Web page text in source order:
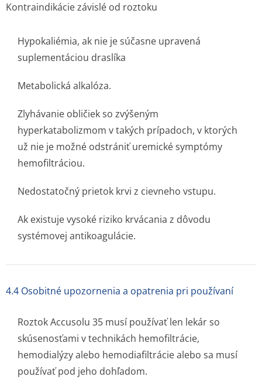
Kontraindikácie závislé od roztoku
Hypokaliémia, ak nie je súčasne upravená
suplementáciou draslíka
Metabolická alkalóza.
Zlyhávanie obličiek so zvýšeným
hyperkatabolizmom v takých prípadoch, v ktorých
už nie je možné odstrániť uremické symptómy
hemofiltráciou.
Nedostatočný prietok krvi z cievneho vstupu.
Ak existuje vysoké riziko krvácania z dôvodu
systémovej antikoagulácie.
4.4 Osobitné upozornenia a opatrenia pri používaní
Roztok Accusolu 35 musí používať len lekár so
skúsenosťami v technikách hemofiltrácie,
hemodialýzy alebo hemodiafiltrácie alebo sa musí
používať pod jeho dohľadom.